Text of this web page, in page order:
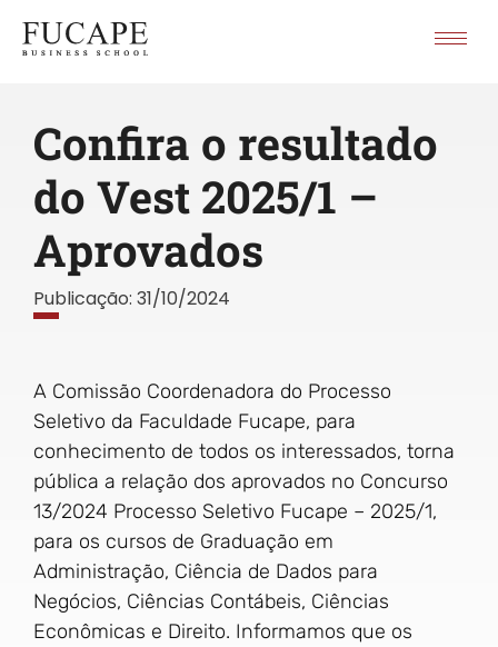
Confira o resultado
do Vest 2025/1 –
Aprovados
Publicação: 31/10/2024
A Comissão Coordenadora do Processo
Seletivo da Faculdade Fucape, para
conhecimento de todos os interessados, torna
pública a relação dos aprovados no Concurso
13/2024 Processo Seletivo Fucape – 2025/1,
para os cursos de Graduação em
Administração, Ciência de Dados para
Negócios, Ciências Contábeis, Ciências
Econômicas e Direito. Informamos que os